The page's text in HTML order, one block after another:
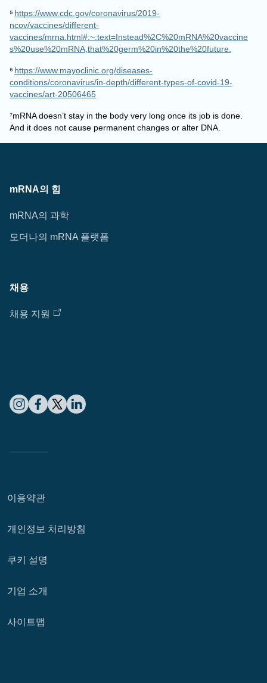
vaccines/mrna.html#:~:text=Instead%2C%20mRNA%20vaccine
s%20use%20mRNA,that%20germ%20in%20the%20future.
⁶https://www.mayoclinic.org/diseases-
vaccines/art-20506465
⁷mRNA doesn’t stay in the body very long once its job is done.
mRNA의 힘
mRNA의 과학
모더나의 mRNA 플랫폼
채용
채용 지원
이용약관
개인정보 처리방침
쿠키 설명
기업 소개
사이트맵